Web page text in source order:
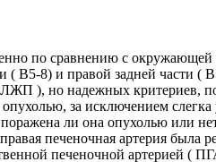
по сравнению с
( В5-8) и правой задней
), но надежных критериев,
за исключением
ли она опухолью или
печеночная артерия
печеночной артерией (